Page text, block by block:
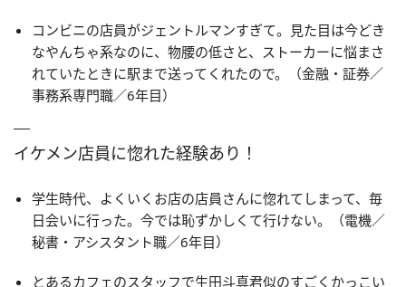
コンビニの店員がジェントルマンすぎて。見た目は今どき
なやんちゃ系なのに、物腰の低さと、ストーカーに悩まさ
れていたときに駅まで送ってくれたので。（金融・証券／
事務系専門職／6年目）
イケメン店員に惚れた経験あり！
学生時代、よくいくお店の店員さんに惚れてしまって、毎
日会いに行った。今では恥ずかしくて行けない。（電機／
秘書・アシスタント職／6年目）
とあるカフェのスタッフで生田斗真君似のすごくかっこい